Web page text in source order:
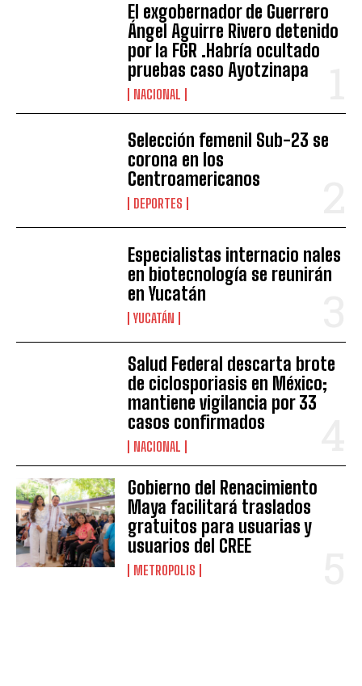
El exgobernador de Guerrero
Ángel Aguirre Rivero detenido
por la FGR .Habría ocultado
pruebas caso Ayotzinapa
NACIONAL
Selección femenil Sub-23 se
corona en los
Centroamericanos
DEPORTES
Especialistas internacio nales
en biotecnología se reunirán
en Yucatán
YUCATÁN
Salud Federal descarta brote
de ciclosporiasis en México;
mantiene vigilancia por 33
casos confirmados
NACIONAL
Gobierno del Renacimiento
Maya facilitará traslados
gratuitos para usuarias y
usuarios del CREE
METROPOLIS